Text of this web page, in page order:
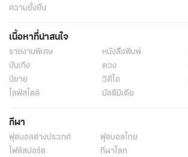
ความยั่งยืน
เนื้อหาที่น่าสนใจ
รายงานพิเศษ หนังสือพิมพ์
บันเทิง
ดวง
นิยาย
วิดีโอ
ไลฟ์สไตล์
มัลติมีเดีย
กีฬา
ฟุตบอลต่่างประเทศ ฟุตบอลไทย
ไฟต์สปอร์ต
กีฬาโลก